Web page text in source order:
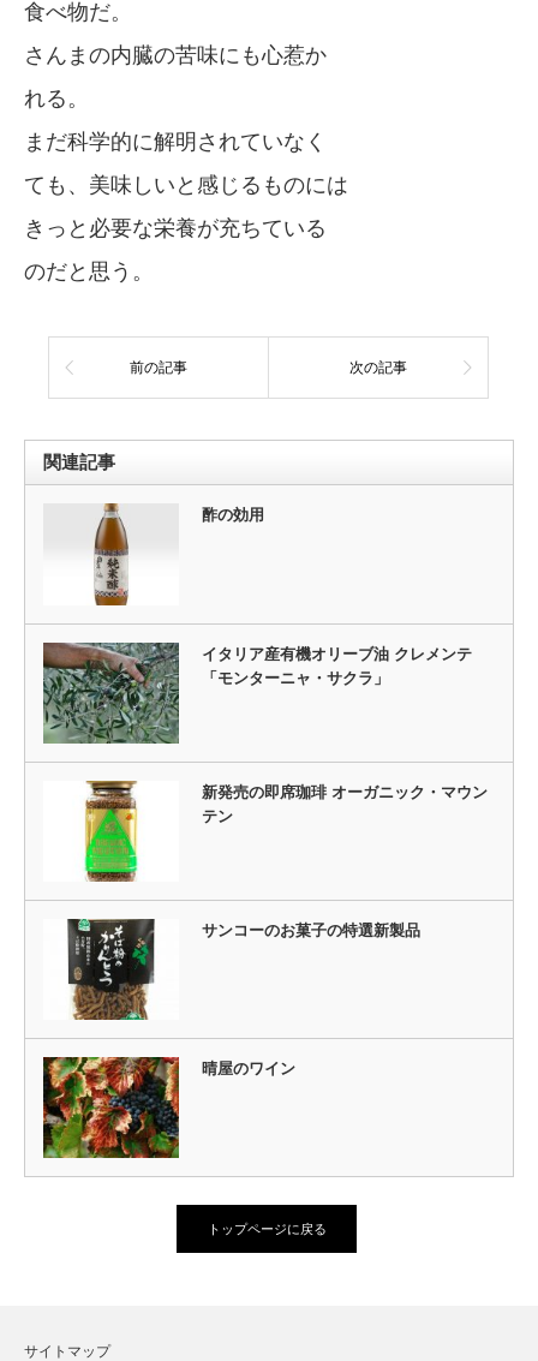
食べ物だ。
さんまの内臓の苦味にも心惹か
れる。
まだ科学的に解明されていなく
ても、美味しいと感じるものには
きっと必要な栄養が充ちている
のだと思う。
前の記事 次の記事
関連記事
酢の効用
イタリア産有機オリーブ油 クレメンテ
「モンターニャ・サクラ」
新発売の即席珈琲 オーガニック・マウン
テン
サンコーのお菓子の特選新製品
晴屋のワイン
トップページに戻る
サイトマップ